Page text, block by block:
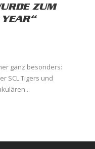
ZUM
ganz besonders:
SCL Tigers und